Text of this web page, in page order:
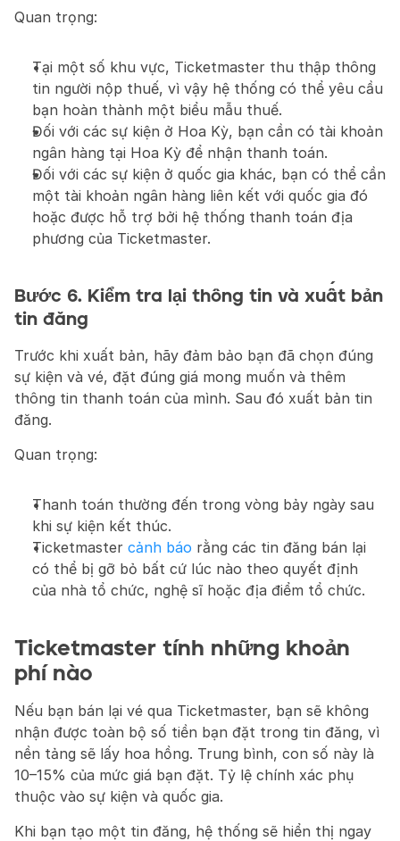
Quan trọng:
Tại một số khu vực, Ticketmaster thu thập thông
tin người nộp thuế, vì vậy hệ thống có thể yêu cầu
bạn hoàn thành một biểu mẫu thuế.
Đối với các sự kiện ở Hoa Kỳ, bạn cần có tài khoản
ngân hàng tại Hoa Kỳ để nhận thanh toán.
Đối với các sự kiện ở quốc gia khác, bạn có thể cần
một tài khoản ngân hàng liên kết với quốc gia đó
hoặc được hỗ trợ bởi hệ thống thanh toán địa
phương của Ticketmaster.
Bước 6. Kiểm tra lại thông tin và xuất bản
tin đăng
Trước khi xuất bản, hãy đảm bảo bạn đã chọn đúng
sự kiện và vé, đặt đúng giá mong muốn và thêm
thông tin thanh toán của mình. Sau đó xuất bản tin
đăng.
Quan trọng:
Thanh toán thường đến trong vòng bảy ngày sau
khi sự kiện kết thúc.
Ticketmaster cảnh báo rằng các tin đăng bán lại
có thể bị gỡ bỏ bất cứ lúc nào theo quyết định
của nhà tổ chức, nghệ sĩ hoặc địa điểm tổ chức.
Ticketmaster tính những khoản
phí nào
Nếu bạn bán lại vé qua Ticketmaster, bạn sẽ không
nhận được toàn bộ số tiền bạn đặt trong tin đăng, vì
nền tảng sẽ lấy hoa hồng. Trung bình, con số này là
10–15% của mức giá bạn đặt. Tỷ lệ chính xác phụ
thuộc vào sự kiện và quốc gia.
Khi bạn tạo một tin đăng, hệ thống sẽ hiển thị ngay